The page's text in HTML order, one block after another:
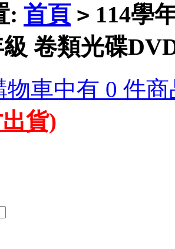
: 首頁 > 114學
卷類光碟
物車中有 0 件
貨)